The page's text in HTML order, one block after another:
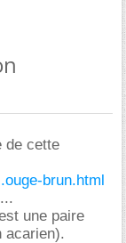
de cette
brun.html
une paire
acarien).